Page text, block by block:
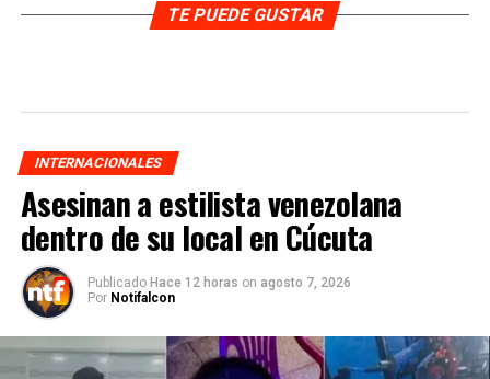
TE PUEDE GUSTAR
INTERNACIONALES
Asesinan a estilista venezolana
dentro de su local en Cúcuta
Publicado Hace 12 horas on agosto 7, 2026
Por Notifalcon